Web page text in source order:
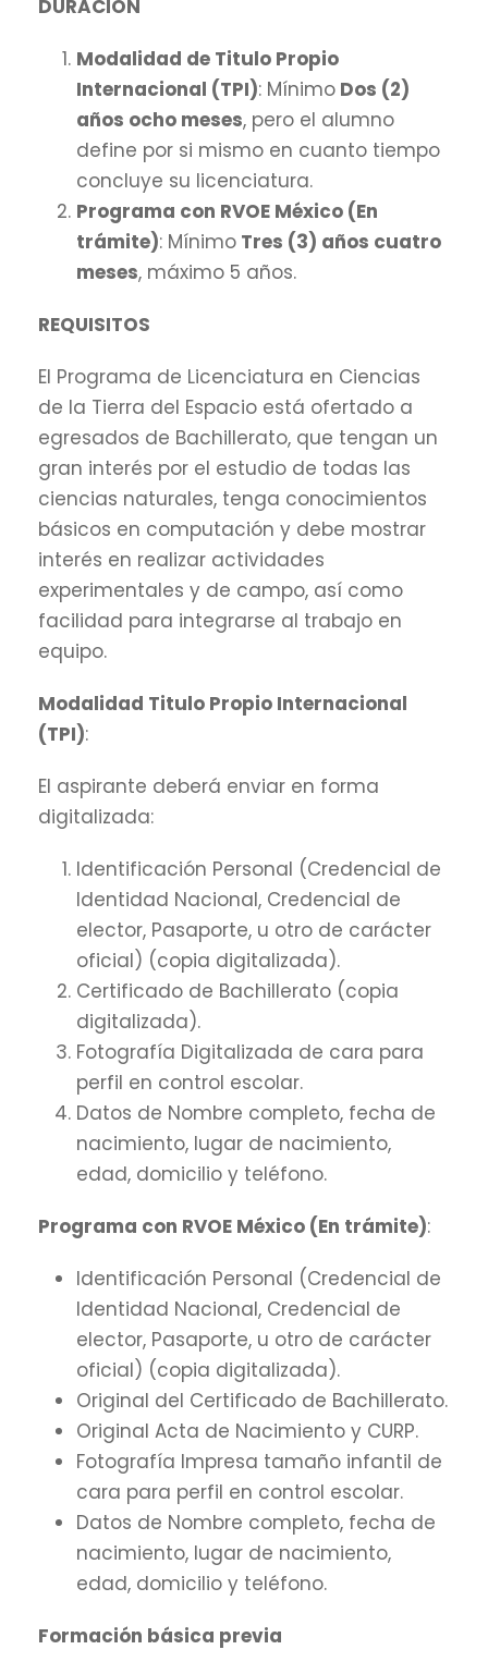
DURACIÓN
Modalidad de Titulo Propio
Internacional (TPI): Mínimo Dos (2)
años ocho meses, pero el alumno
define por si mismo en cuanto tiempo
concluye su licenciatura.
Programa con RVOE México (En
trámite): Mínimo Tres (3) años cuatro
meses, máximo 5 años.
REQUISITOS
El Programa de Licenciatura en Ciencias
de la Tierra del Espacio está ofertado a
egresados de Bachillerato, que tengan un
gran interés por el estudio de todas las
ciencias naturales, tenga conocimientos
básicos en computación y debe mostrar
interés en realizar actividades
experimentales y de campo, así como
facilidad para integrarse al trabajo en
equipo.
Modalidad Titulo Propio Internacional
(TPI):
El aspirante deberá enviar en forma
digitalizada:
Identificación Personal (Credencial de
Identidad Nacional, Credencial de
elector, Pasaporte, u otro de carácter
oficial) (copia digitalizada).
Certificado de Bachillerato (copia
digitalizada).
Fotografía Digitalizada de cara para
perfil en control escolar.
Datos de Nombre completo, fecha de
nacimiento, lugar de nacimiento,
edad, domicilio y teléfono.
Programa con RVOE México (En trámite):
Identificación Personal (Credencial de
Identidad Nacional, Credencial de
elector, Pasaporte, u otro de carácter
oficial) (copia digitalizada).
Original del Certificado de Bachillerato.
Original Acta de Nacimiento y CURP.
Fotografía Impresa tamaño infantil de
cara para perfil en control escolar.
Datos de Nombre completo, fecha de
nacimiento, lugar de nacimiento,
edad, domicilio y teléfono.
Formación básica previa